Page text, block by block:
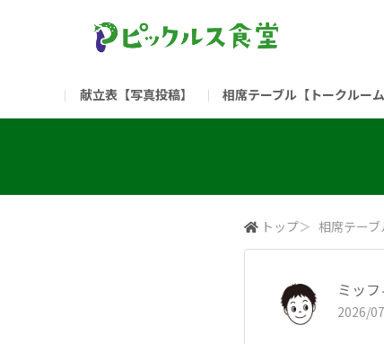
献立表【写真投稿】 相席テーブル【トークルーム
（リンク）ご飯がススム ブランドサイト
トップ＞ 相席テーブ
ミッ
2026/